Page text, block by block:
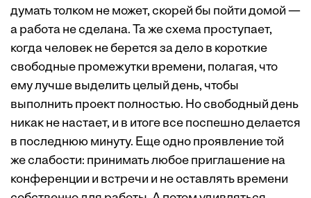
думать толком не может, скорей бы пойти домой —
а работа не сделана. Та же схема проступает,
когда человек не берется за дело в короткие
свободные промежутки времени, полагая, что
ему лучше выделить целый день, чтобы
выполнить проект полностью. Но свободный день
никак не настает, и в итоге все поспешно делается
в последнюю минуту. Еще одно проявление той
же слабости: принимать любое приглашение на
конференции и встречи и не оставлять времени